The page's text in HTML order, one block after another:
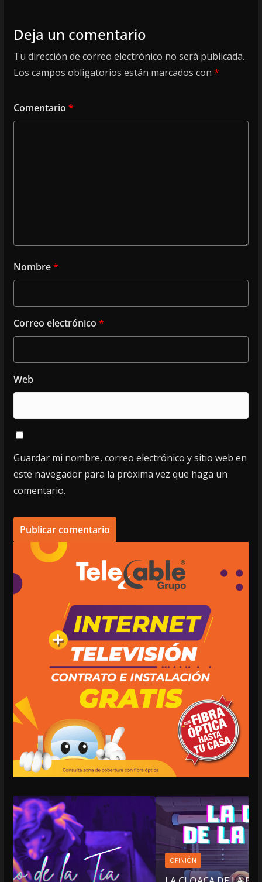
Deja un comentario
Tu dirección de correo electrónico no será publicada.
Los campos obligatorios están marcados con *
Comentario *
Nombre*
Correo electrónico *
Web
Guardar mi nombre, correo electrónico y sitio web en
este navegador para la próxima vez que haga un
comentario.
OPINIÓN